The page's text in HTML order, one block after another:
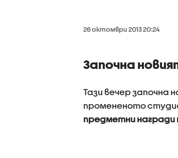
26 октомври 2013 20:24
Започна
Тази вечер започна
промененото
предметни награди